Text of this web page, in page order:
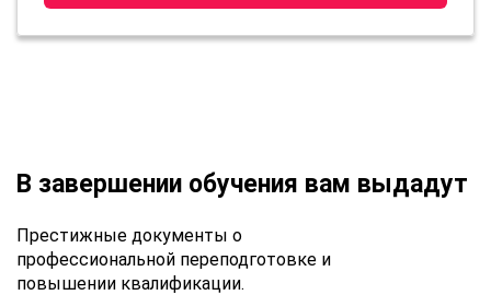
В завершении обучения вам выдадут
Престижные документы о
профессиональной переподготовке и
повышении квалификации.